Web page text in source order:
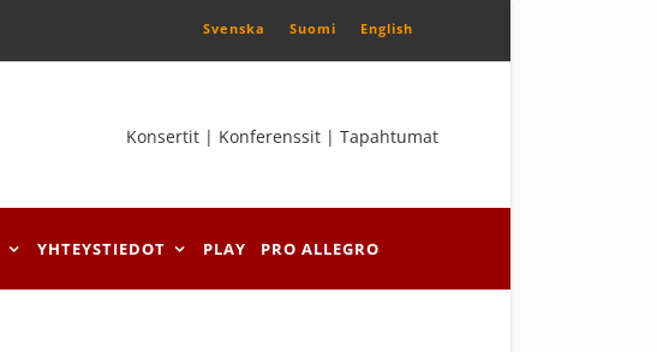
Svenska Suomi English
Konsertit | Konferenssit | Tapahtumat
YHTEYSTIEDOT PLAY PRO ALLEGRO